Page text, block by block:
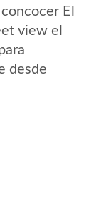
El
view el
desde